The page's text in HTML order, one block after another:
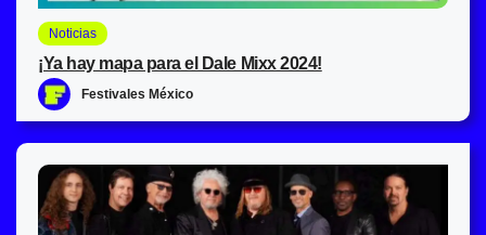
Noticias
¡Ya hay mapa para el Dale Mixx 2024!
Festivales México